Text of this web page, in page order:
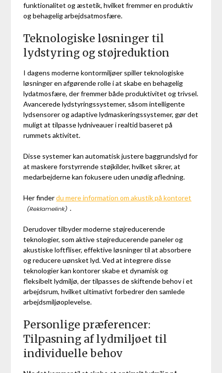
funktionalitet og æstetik, hvilket fremmer en produktiv
og behagelig arbejdsatmosfære.
Teknologiske løsninger til
lydstyring og støjreduktion
I dagens moderne kontormiljøer spiller teknologiske
løsninger en afgørende rolle i at skabe en behagelig
lydatmosfære, der fremmer både produktivitet og trivsel.
Avancerede lydstyringssystemer, såsom intelligente
lydsensorer og adaptive lydmaskeringssystemer, gør det
muligt at tilpasse lydniveauer i realtid baseret på
rummets aktivitet.
Disse systemer kan automatisk justere baggrundslyd for
at maskere forstyrrende støjkilder, hvilket sikrer, at
medarbejderne kan fokusere uden unødig afledning.
Her finderdu mere information om akustik på kontoret
.
Derudover tilbyder moderne støjreducerende
teknologier, som aktive støjreducerende paneler og
akustiske loftfliser, effektive løsninger til at absorbere
og reducere uønsket lyd. Ved at integrere disse
teknologier kan kontorer skabe et dynamisk og
fleksibelt lydmiljø, der tilpasses de skiftende behov i et
arbejdsrum, hvilket ultimativt forbedrer den samlede
arbejdsmiljøoplevelse.
Personlige præferencer:
Tilpasning af lydmiljøet til
individuelle behov